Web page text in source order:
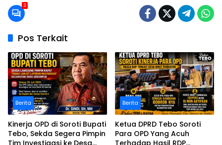
3
Pos Terkait
Berita
Kinerja OPD di Soroti Bupati
Tebo, Sekda Segera Pimpin
Tim Investigasi ke Desa
Berita
Ketua DPRD Tebo Soroti
Para OPD Yang Acuh
Terhadap Hasil RDP